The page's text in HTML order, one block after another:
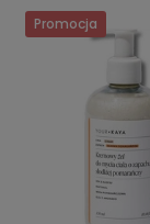
Promocja